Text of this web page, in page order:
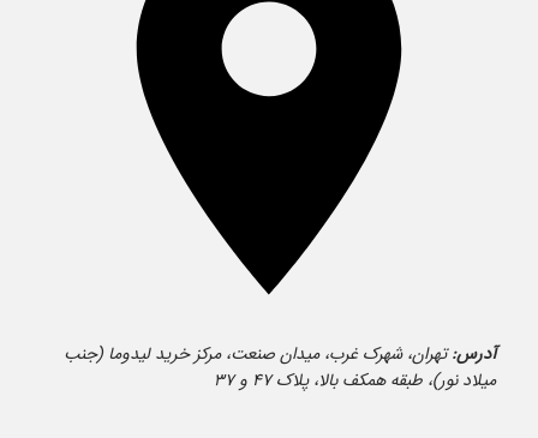
آدرس:تهران، شهرک غرب، میدان صنعت، مرکز خرید لیدوما (جنب
میلاد نور)، طبقه همکف بالا، پلاک ۴۷ و ۳۷